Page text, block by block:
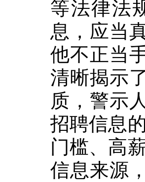
等法律法
息，应当
他不正当
清晰揭示
质，警示
招聘信息
门槛、 高
信息来源